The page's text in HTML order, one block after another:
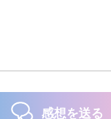
感想を送る